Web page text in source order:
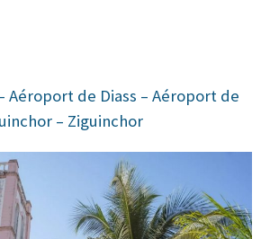
Aéroport de Diass – Aéroport de
– Ziguinchor